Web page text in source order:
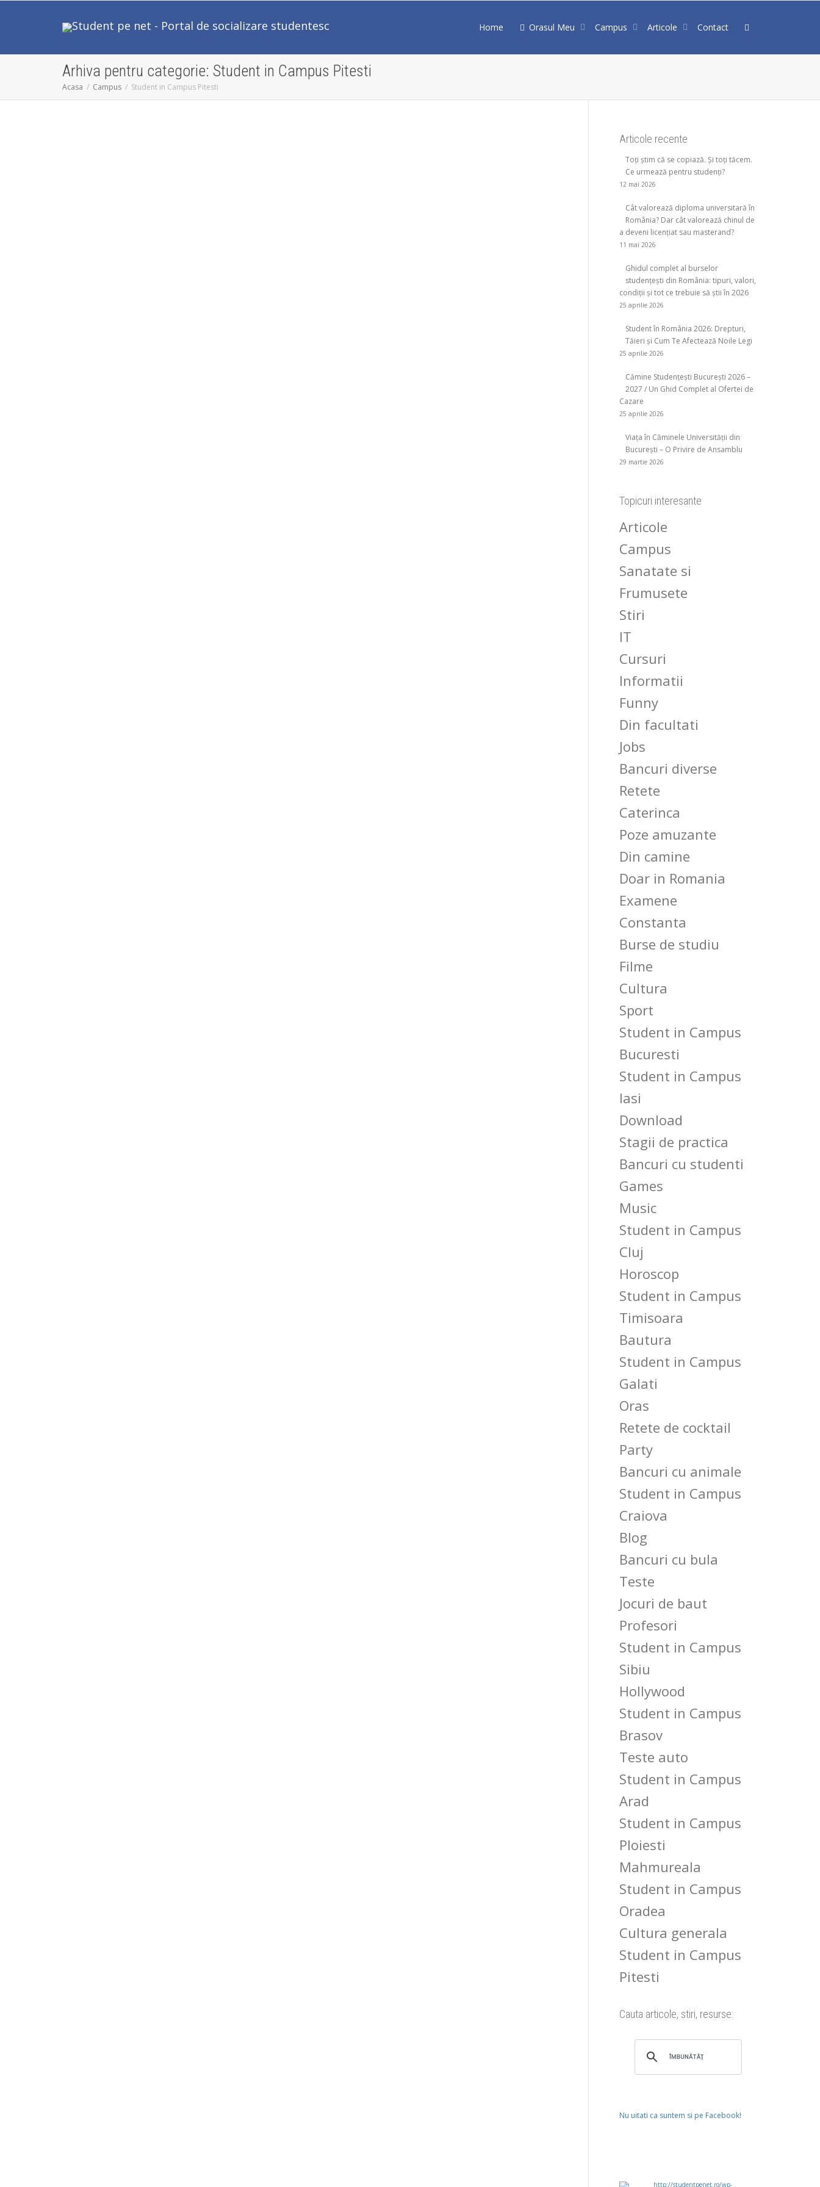
Home Orasul Meu Campus Articole Contact
Arhiva pentru categorie: Student in Campus Pitesti
Acasa Campus Student in Campus Pitesti
Articole recente
Toți știm că se copiază. Și toți tăcem.
Ce urmează pentru studenți?
12 mai 2026
Cât valorează diploma universitară în
România? Dar cât valorează chinul de
a deveni licențiat sau masterand?
11 mai 2026
Ghidul complet al burselor
studențești din România: tipuri, valori,
condiții și tot ce trebuie să știi în 2026
25 aprilie 2026
Student în România 2026: Drepturi,
Tăieri și Cum Te Afectează Noile Legi
25 aprilie 2026
Cămine Studențești București 2026 –
2027 / Un Ghid Complet al Ofertei de
Cazare
25 aprilie 2026
Viața în Căminele Universității din
București – O Privire de Ansamblu
29 martie 2026
Topicuri interesante
Articole
Campus
Sanatate si
Frumusete
Stiri
IT
Cursuri
Informatii
Funny
Din facultati
Jobs
Bancuri diverse
Retete
Caterinca
Poze amuzante
Din camine
Doar in Romania
Examene
Constanta
Burse de studiu
Filme
Cultura
Sport
Student in Campus
Bucuresti
Student in Campus
Iasi
Download
Stagii de practica
Bancuri cu studenti
Games
Music
Student in Campus
Cluj
Horoscop
Student in Campus
Timisoara
Bautura
Student in Campus
Galati
Oras
Retete de cocktail
Party
Bancuri cu animale
Student in Campus
Craiova
Blog
Bancuri cu bula
Teste
Jocuri de baut
Profesori
Student in Campus
Sibiu
Hollywood
Student in Campus
Brasov
Teste auto
Student in Campus
Arad
Student in Campus
Ploiesti
Mahmureala
Student in Campus
Oradea
Cultura generala
Student in Campus
Pitesti
Cauta articole, stiri, resurse:
Nu uitati ca suntem si pe Facebook!